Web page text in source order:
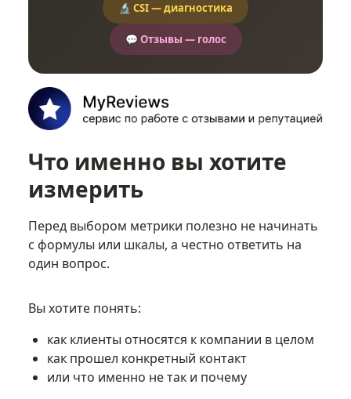
🔬 CSI — диагностика
💬 Отзывы — голос
Что именно вы хотите
измерить
Перед выбором метрики полезно не начинать
с формулы или шкалы, а честно ответить на
один вопрос.
Вы хотите понять:
как клиенты относятся к компании в целом
как прошел конкретный контакт
или что именно не так и почему